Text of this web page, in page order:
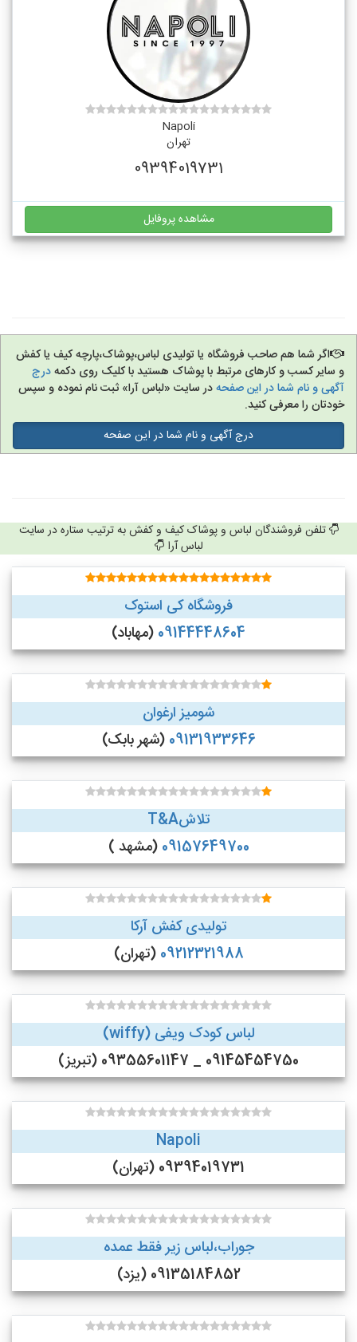
Napoli
تهران
09394019731
مشاهده پروفایل
اگر شما هم صاحب فروشگاه یا تولیدی لباس،پوشاک،پارچه کیف یا کفش
و سایر کسب و کارهای مرتبط با پوشاک هستید با کلیک روی دکمهدرج
آگهی و نام شما در این صفحهدر سایت «لباس آرا» ثبت نام نموده و سپس
خودتان را معرفی کنید.
درج آگهی و نام شما در این صفحه
تلفن فروشندگان لباس و پوشاک کیف و کفش به ترتیب ستاره در سایت
لباس آرا
فروشگاه کی استوک
09144448604 (مهاباد)
شومیز ارغوان
09131933646 (شهر بابک)
تلاشT&A
09157649700 (مشهد )
تولیدی کفش آرکا
09212321988 (تهران)
لباس کودک ویفی (wiffy)
09145454750 _ 09355601147 (تبریز)
Napoli
09394019731 (تهران)
جوراب،لباس زیر فقط عمده
09135184852 (یزد)